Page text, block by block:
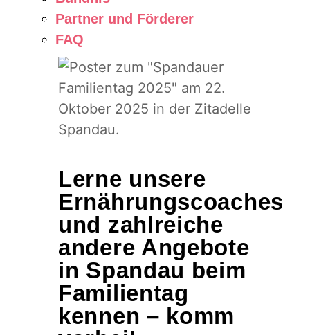
Partner und Förderer
FAQ
Lerne unsere
Ernährungscoaches
und zahlreiche
andere Angebote
in Spandau beim
Familientag
kennen – komm